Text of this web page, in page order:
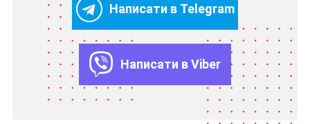
Написати в Telegram
Написати в Viber